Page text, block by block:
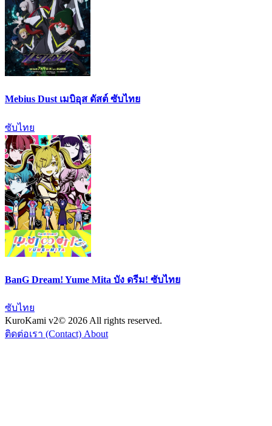
Mebius Dust เมบิอุส ดัสต์ ซับไทย
ซับไทย
BanG Dream! Yume Mita บัง ดรีม! ซับไทย
ซับไทย
KuroKami v2© 2026 All rights reserved.
ติดต่อเรา (Contact) About